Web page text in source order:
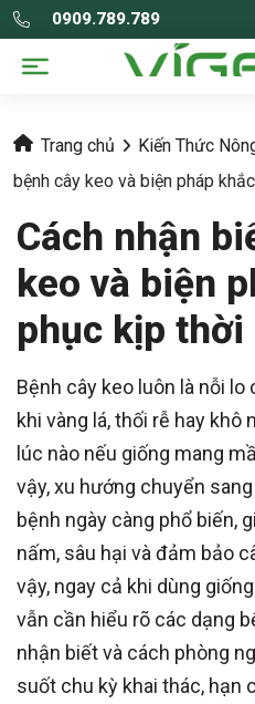
0909.789.789
Trang chủ Kiến Thức
bệnh cây keo và biện pháp
Cách nhận
keo và biện
phục kịp thời
Bệnh cây keo luôn là nỗi
khi vàng lá, thối rễ hay
lúc nào nếu giống mang
vậy, xu hướng chuyển sang
bệnh ngày càng phổ biến,
nấm, sâu hại và đảm bảo
vậy, ngay cả khi dùng
vẫn cần hiểu rõ các dạng
nhận biết và cách phòng
suốt chu kỳ khai thác, hạn